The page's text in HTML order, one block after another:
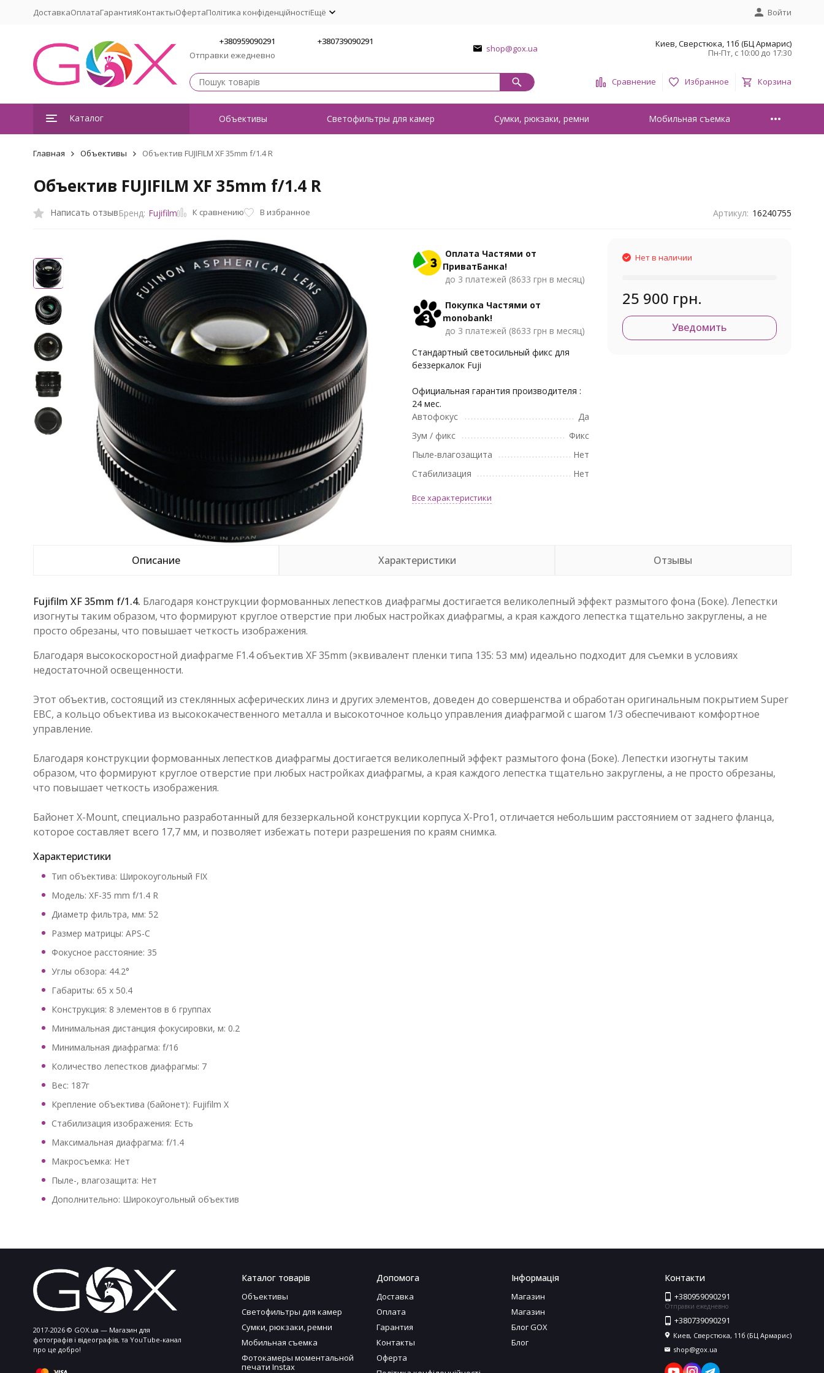
ДоставкаОплатаГарантияКонтактыОфертаПолітика конфіденційностіЕщё Войти
+380959090291
Отправки ежедневно
+380739090291
shop@gox.ua
Киев, Сверстюка, 11б (БЦ Армарис)
Пн-Пт, с 10:00 до 17:30
Сравнение Избранное Корзина
Каталог Объективы Светофильтры для камер Сумки, рюкзаки, ремни Мобильная съемка
Главная Объективы Объектив FUJIFILM XF 35mm f/1.4 R
Объектив FUJIFILM XF 35mm f/1.4 R
Написать отзывБренд: Fujifilm К сравнению В избранное Артикул: 16240755
Оплата Частями от
ПриватБанка!
до 3 платежей (8633 грн в месяц)
Покупка Частями от
monobank!
до 3 платежей (8633 грн в месяц)
Стандартный светосильный фикс для
беззеркалок Fuji
Официальная гарантия производителя :
24 мес.
Автофокус
Да
Зум / фикс
Фикс
Пыле-влагозащита
Нет
Стабилизация
Нет
Все характеристики
Нет в наличии
25 900 грн.
Уведомить
Описание Характеристики Отзывы
Fujifilm XF 35mm f/1.4. Благодаря конструкции формованных лепестков диафрагмы достигается великолепный эффект размытого фона (Боке). Лепестки
изогнуты таким образом, что формируют круглое отверстие при любых настройках диафрагмы, а края каждого лепестка тщательно закруглены, а не
просто обрезаны, что повышает четкость изображения.
Благодаря высокоскоростной диафрагме F1.4 объектив XF 35mm (эквивалент пленки типа 135: 53 мм) идеально подходит для съемки в условиях
недостаточной освещенности.
Этот объектив, состоящий из стеклянных асферических линз и других элементов, доведен до совершенства и обработан оригинальным покрытием Super
EBC, а кольцо объектива из высококачественного металла и высокоточное кольцо управления диафрагмой с шагом 1/3 обеспечивают комфортное
управление.
Благодаря конструкции формованных лепестков диафрагмы достигается великолепный эффект размытого фона (Боке). Лепестки изогнуты таким
образом, что формируют круглое отверстие при любых настройках диафрагмы, а края каждого лепестка тщательно закруглены, а не просто обрезаны,
что повышает четкость изображения.
Байонет X-Mount, специально разработанный для беззеркальной конструкции корпуса X-Pro1, отличается небольшим расстоянием от заднего фланца,
которое составляет всего 17,7 мм, и позволяет избежать потери разрешения по краям снимка.
Характеристики
Тип объектива: Широкоугольный FIX
Модель: XF-35 mm f/1.4 R
Диаметр фильтра, мм: 52
Размер матрицы: APS-C
Фокусное расстояние: 35
Углы обзора: 44.2°
Габариты: 65 x 50.4
Конструкция: 8 элементов в 6 группах
Минимальная дистанция фокусировки, м: 0.2
Минимальная диафрагма: f/16
Количество лепестков диафрагмы: 7
Вес: 187г
Крепление объектива (байонет): Fujifilm X
Стабилизация изображения: Есть
Максимальная диафрагма: f/1.4
Макросъемка: Нет
Пыле-, влагозащита: Нет
Дополнительно: Широкоугольный объектив
2017-2026 © GOX.ua — Магазин для
фотографів і відеографів, та YouTube-канал
про це добро!
Каталог товарів
Объективы
Светофильтры для камер
Сумки, рюкзаки, ремни
Мобильная съемка
Фотокамеры моментальной
печати Instax
Допомога
Доставка
Оплата
Гарантия
Контакты
Оферта
Інформація
Магазин
Магазин
Блог GOX
Блог
Контакти
+380959090291
Отправки ежедневно
+380739090291
Киев, Сверстюка, 11б (БЦ Армарис)
shop@gox.ua